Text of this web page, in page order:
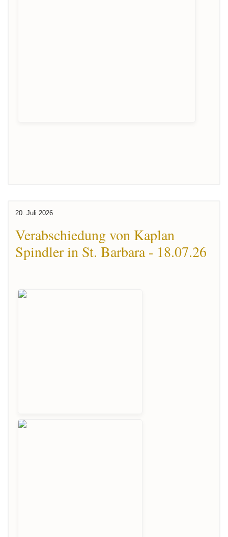
20. Juli 2026
Verabschiedung von Kaplan
Spindler in St. Barbara - 18.07.26